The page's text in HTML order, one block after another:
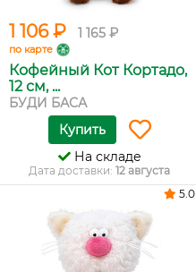
1 106 ₽ 1 165 ₽
по карте
Кофейный Кот Кортадо,
12 см, ...
БУДИ БАСА
Купить
На складе
Дата доставки: 12 августа
5.0